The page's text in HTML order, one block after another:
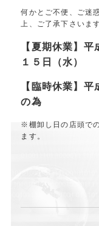
何かとご不便、ご迷
上、ご了承下さいま
【夏期休業】
１５日（水）
【臨時休業】
の為
※棚卸し日の店頭で
ます。